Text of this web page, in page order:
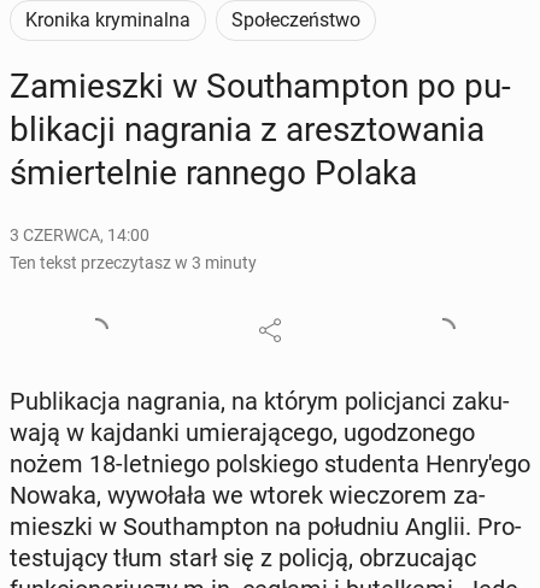
Kronika kryminalna Społeczeństwo
Za­miesz­ki w So­uthamp­ton po pu­
bli­ka­cji na­gra­nia z aresz­to­wa­nia
śmier­tel­nie rannego Polaka
3 CZERWCA, 14:00
Ten tekst przeczytasz w 3 minuty
Pu­bli­ka­cja na­gra­nia, na którym po­li­cjan­ci za­ku­
wa­ją w kaj­dan­ki umie­ra­ją­ce­go, ugo­dzo­ne­go
nożem 18-let­nie­go pol­skie­go stu­den­ta Hen­ry­'e­go
Nowaka, wy­wo­ła­ła we wtorek wie­czo­rem za­
miesz­ki w So­uthamp­ton na po­łu­dniu Anglii. Pro­
te­stu­ją­cy tłum starł się z policją, ob­rzu­ca­jąc